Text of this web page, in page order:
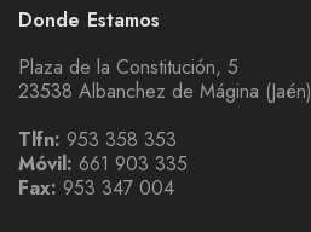
Donde Estamos
Plaza de la Constitución, 5
23538 Albanchez de Mágina (Jaén)
Tlfn: 953 358 353
Móvil: 661 903 335
Fax: 953 347 004